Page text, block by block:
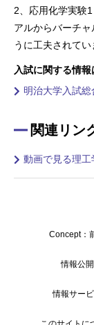
2、応用化学実験
アルからバーチ
うに工夫されてい
入試に関する情報
明治大学入試総
関連リン
動画で見る理工
Concept：
情報公開
情報サー